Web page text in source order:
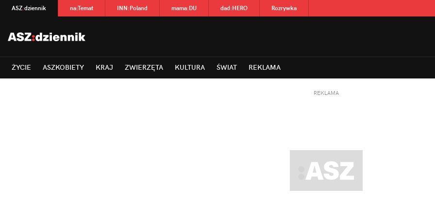
ASZ:dziennik na:Temat INN:Poland mama:DU dad:HERO Rozrywka
ŻYCIE ASZKOBIETY KRAJ ZWIERZĘTA KULTURA ŚWIAT REKLAMA
REKLAMA